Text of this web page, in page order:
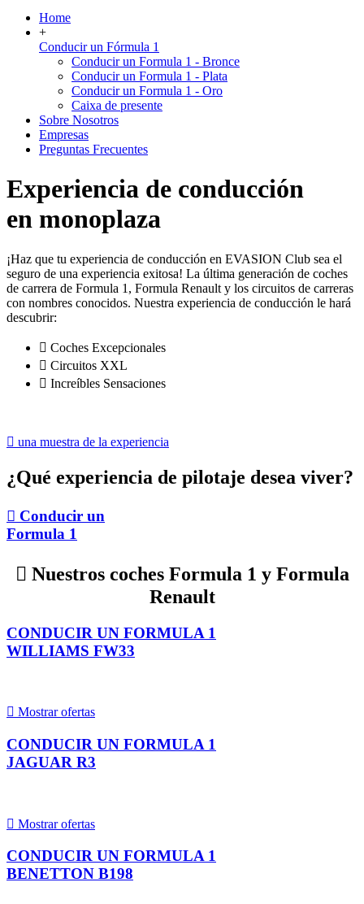
Home
+
Conducir un Fórmula 1
Conducir un Formula 1 - Bronce
Conducir un Formula 1 - Plata
Conducir un Formula 1 - Oro
Caixa de presente
Sobre Nosotros
Empresas
Preguntas Frecuentes
Experiencia de conducción
en monoplaza
¡Haz que tu experiencia de conducción en EVASION Club sea el
seguro de una experiencia exitosa! La última generación de coches
de carrera de Formula 1, Formula Renault y los circuitos de carreras
con nombres conocidos. Nuestra experiencia de conducción le hará
descubrir:
 Coches Excepcionales
 Circuitos XXL
 Increíbles Sensaciones
 una muestra de la experiencia
¿Qué experiencia de pilotaje desea viver?
 Conducir un
Formula 1
 Nuestros coches Formula 1 y Formula
Renault
CONDUCIR UN FORMULA 1
WILLIAMS FW33
 Mostrar ofertas
CONDUCIR UN FORMULA 1
JAGUAR R3
 Mostrar ofertas
CONDUCIR UN FORMULA 1
BENETTON B198